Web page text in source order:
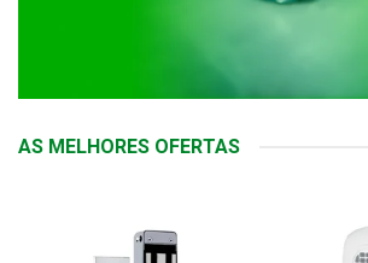
AS MELHORES OFERTAS